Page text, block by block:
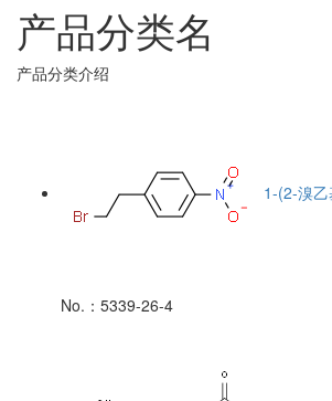
产品分类名
产品分类介绍
1-(2-溴
No.：5339-26-4